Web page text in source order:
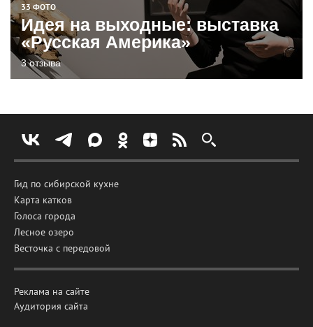
33 ФОТО
Идея на выходные: выставка
«Русская Америка»
3 отзыва
Гид по сибирской кухне
Карта катков
Голоса города
Лесное озеро
Весточка с передовой
Реклама на сайте
Аудитория сайта